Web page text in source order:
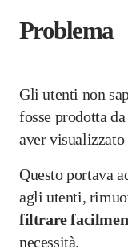
Problema
Gli utenti non
fosse prodotta
aver
Questo portava
agli utenti,
filtrare
necessità.